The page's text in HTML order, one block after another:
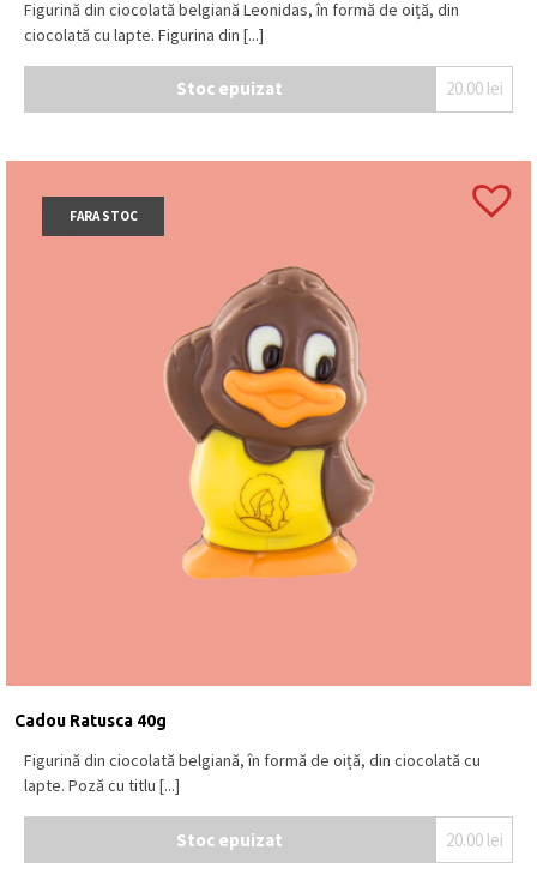
Figurină din ciocolată belgiană Leonidas, în formă de oiță, din
ciocolată cu lapte. Figurina din [...]
Stoc epuizat 20.00 lei
FARA STOC
Cadou Ratusca 40g
Figurină din ciocolată belgiană, în formă de oiță, din ciocolată cu
lapte. Poză cu titlu [...]
Stoc epuizat 20.00 lei